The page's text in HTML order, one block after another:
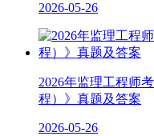
2026-05-26
2026年监理工程师
程）》真题及答案
2026-05-26